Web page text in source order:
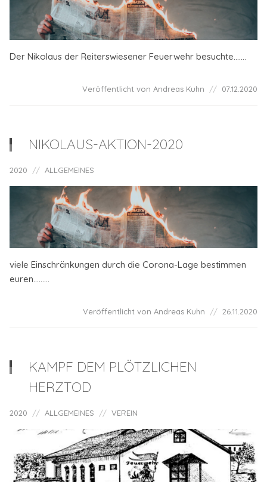
Der Nikolaus der Reiterswiesener Feuerwehr besuchte.......
Veröffentlicht von Andreas Kuhn 07.12.2020
NIKOLAUS-AKTION-2020
2020 ALLGEMEINES
viele Einschränkungen durch die Corona-Lage bestimmen
euren.........
Veröffentlicht von Andreas Kuhn 26.11.2020
KAMPF DEM PLÖTZLICHEN
HERZTOD
2020 ALLGEMEINES VEREIN